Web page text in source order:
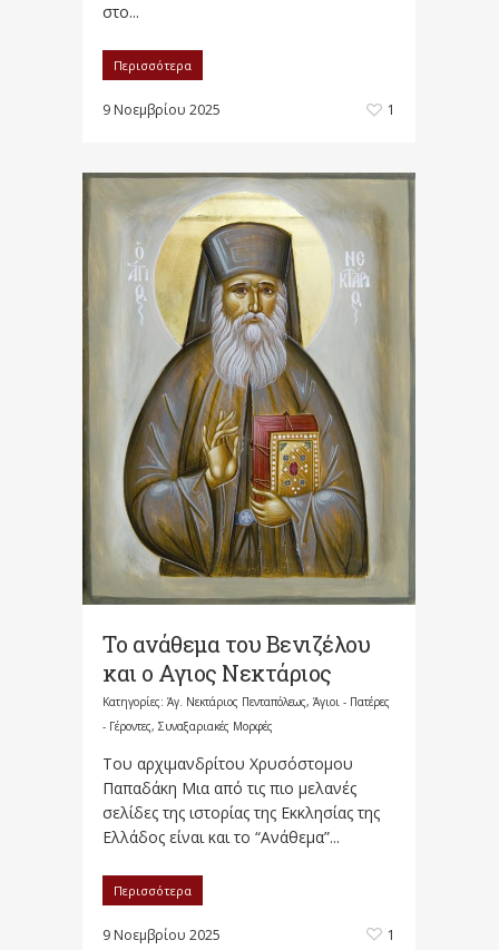
στο...
Περισσότερα
9 Νοεμβρίου 2025 1
Το ανάθεμα του Βενιζέλου
και ο Αγιος Νεκτάριος
Κατηγορίες: Άγ. Νεκτάριος Πενταπόλεως, Άγιοι - Πατέρες
- Γέροντες, Συναξαριακές Μορφές
Του αρχιμανδρίτου Χρυσόστομου
Παπαδάκη Μια από τις πιο μελανές
σελίδες της ιστορίας της Εκκλησίας της
Ελλάδος είναι και το “Ανάθεμα”...
Περισσότερα
9 Νοεμβρίου 2025 1